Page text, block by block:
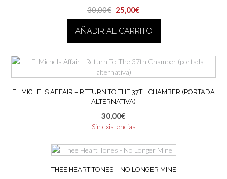
30,00€ El
precio
original
era:
30,00€.
25,00€
precio
actual
es:
25,00€.
AÑADIR AL CARRITO
EL MICHELS AFFAIR – RETURN TO THE 37TH CHAMBER (PORTADA
ALTERNATIVA)
30,00€
Sin existencias
THEE HEART TONES – NO LONGER MINE